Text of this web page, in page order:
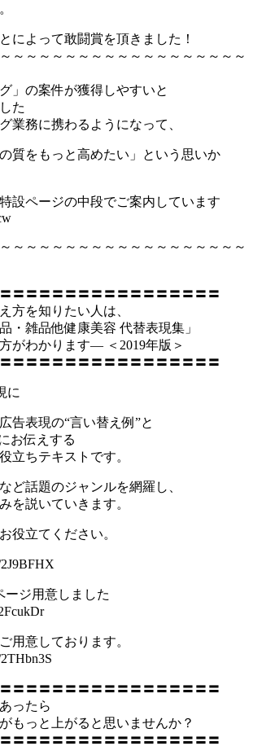
によって敢闘賞を頂きました！
～～～～～～～～～～～～～～～～～～
」の案件が獲得しやすいと
た
業務に携わるようになって、
質をもっと高めたい」という思いか
設ページの中段でご案内しています
～～～～～～～～～～～～～～～～～～
〓〓〓〓〓〓〓〓〓〓〓〓〓〓〓〓
方を知りたい人は、
・雑品他健康美容 代替表現集」
がわかります― ＜2019年版＞
〓〓〓〓〓〓〓〓〓〓〓〓〓〓〓〓
に
告表現の“言い替え例”と
お伝えする
立ちテキストです。
ど話題のジャンルを網羅し、
を説いていきます。
役立てください。
ジ用意しました
用意しております。
〓〓〓〓〓〓〓〓〓〓〓〓〓〓〓〓
ったら
もっと上がると思いませんか？
〓〓〓〓〓〓〓〓〓〓〓〓〓〓〓〓